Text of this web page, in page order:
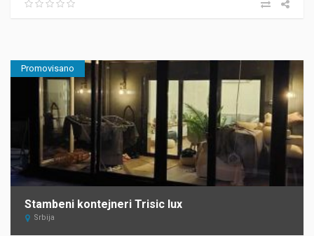
Promovisano
Stambeni kontejneri Trisic lux
Srbija